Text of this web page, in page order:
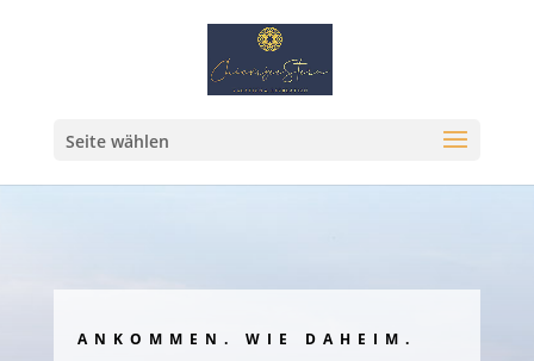
Seite wählen
ANKOMMEN. WIE DAHEIM.